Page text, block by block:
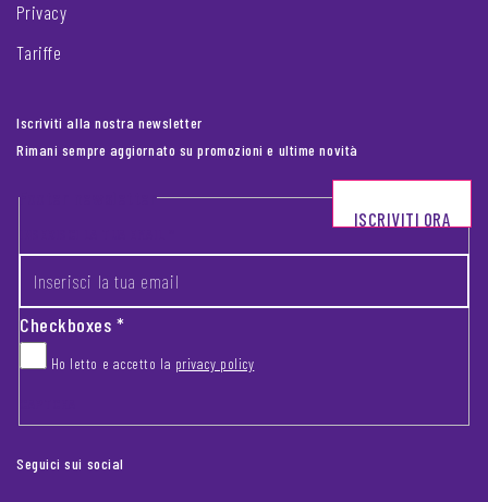
Privacy
Tariffe
Iscriviti alla nostra newsletter
Rimani sempre aggiornato su promozioni e ultime novità
Footer newsletter
Checkboxes*
Ho letto e accetto la privacy policy
ISCRIVITI ORA
Seguici sui social